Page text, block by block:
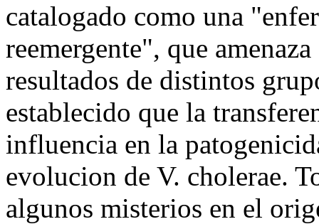
catalogado como una
reemergente", que
resultados de distintos
establecido que la
influencia en la
evolucion de V. cholerae.
algunos misterios en el